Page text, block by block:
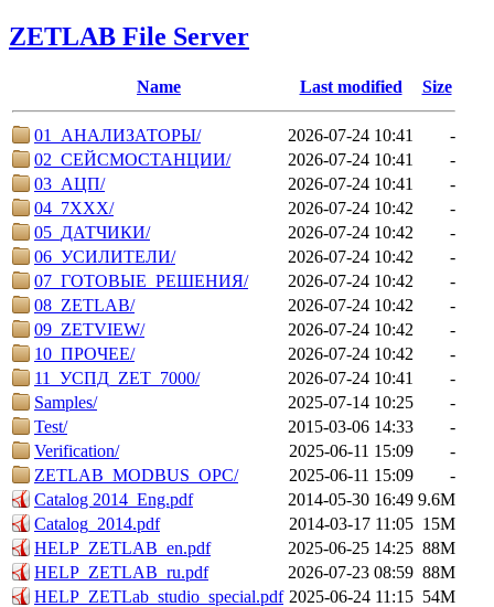
ZETLAB File Server
Name Last modified Size
01_АНАЛИЗАТОРЫ/ 2026-07-24 10:41
-
02_СЕЙСМОСТАНЦИИ/
2026-07-24 10:41
-
03_АЦП/
2026-07-24 10:41
-
04_7XXX/
2026-07-24 10:42
-
05_ДАТЧИКИ/
2026-07-24 10:42
-
06_УСИЛИТЕЛИ/
2026-07-24 10:42
-
07_ГОТОВЫЕ_РЕШЕНИЯ/
2026-07-24 10:42
-
08_ZETLAB/
2026-07-24 10:42
-
09_ZETVIEW/
2026-07-24 10:42
-
10_ПРОЧЕЕ/
2026-07-24 10:42
-
11_УСПД_ZET_7000/
2026-07-24 10:41
-
Samples/
2025-07-14 10:25
-
Test/
2015-03-06 14:33
-
Verification/
2025-06-11 15:09
-
ZETLAB_MODBUS_OPC/
2025-06-11 15:09
-
Catalog 2014_Eng.pdf
2014-05-30 16:49 9.6M
Catalog_2014.pdf
2014-03-17 11:05 15M
HELP_ZETLAB_en.pdf
2025-06-25 14:25 88M
HELP_ZETLAB_ru.pdf
2026-07-23 08:59 88M
HELP_ZETLab_studio_special.pdf 2025-06-24 11:15 54M